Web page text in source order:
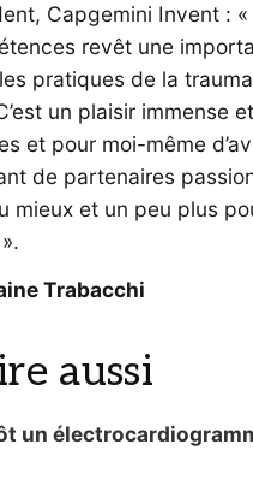
Capgemini Invent :
revêt une
pratiques de la
un plaisir immense
et pour moi-même
de partenaires
mieux et un peu plus
Trabacchi
aussi
un